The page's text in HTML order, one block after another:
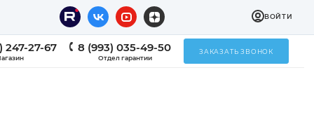
ВОЙТИ
247-27-67 8 (993) 035-49-50
Отдел гарантии
ЗАКАЗАТЬ ЗВОНОК